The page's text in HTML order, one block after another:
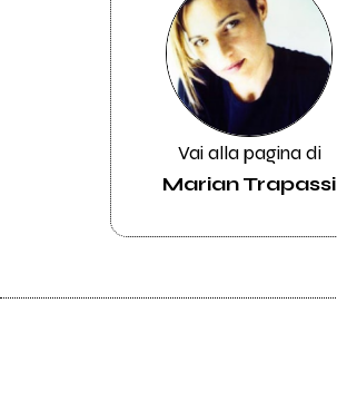
Vai alla pagina di
Marian Trapassi